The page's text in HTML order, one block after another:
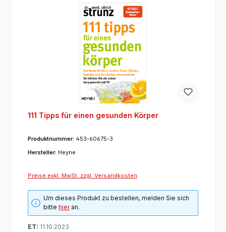
111 Tipps für einen gesunden Körper
Produktnummer: 453-60675-3
Hersteller: Heyne
Preise exkl. MwSt. zzgl. Versandkosten
Um dieses Produkt zu bestellen, melden Sie sich
bittehieran.
ET: 11.10.2023